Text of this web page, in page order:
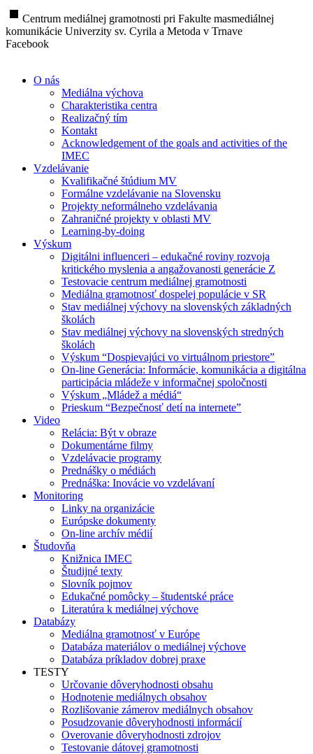
stop Centrum mediálnej gramotnosti pri Fakulte masmediálnej
komunikácie Univerzity sv. Cyrila a Metoda v Trnave
Facebook
O nás
Mediálna výchova
Charakteristika centra
Realizačný tím
Kontakt
Acknowledgement of the goals and activities of the
IMEC
Vzdelávanie
Kvalifikačné štúdium MV
Formálne vzdelávanie na Slovensku
Projekty neformálneho vzdelávania
Zahraničné projekty v oblasti MV
Learning-by-doing
Výskum
Digitálni influenceri – edukačné roviny rozvoja
kritického myslenia a angažovanosti generácie Z
Testovacie centrum mediálnej gramotnosti
Mediálna gramotnosť dospelej populácie v SR
Stav mediálnej výchovy na slovenských základných
školách
Stav mediálnej výchovy na slovenských stredných
školách
Výskum “Dospievajúci vo virtuálnom priestore”
On-line Generácia: Informácie, komunikácia a digitálna
participácia mládeže v informačnej spoločnosti
Výskum „Mládež a médiá“
Prieskum “Bezpečnosť detí na internete”
Video
Relácia: Být v obraze
Dokumentárne filmy
Vzdelávacie programy
Prednášky o médiách
Prednáška: Inovácie vo vzdelávaní
Monitoring
Linky na organizácie
Európske dokumenty
On-line archív médií
Študovňa
Knižnica IMEC
Študijné texty
Slovník pojmov
Edukačné pomôcky – študentské práce
Literatúra k mediálnej výchove
Databázy
Mediálna gramotnosť v Európe
Databáza materiálov o mediálnej výchove
Databáza príkladov dobrej praxe
TESTY
Určovanie dôveryhodnosti obsahu
Hodnotenie mediálnych obsahov
Rozlišovanie zámerov mediálnych obsahov
Posudzovanie dôveryhodnosti informácií
Overovanie dôveryhodnosti zdrojov
Testovanie dátovej gramotnosti